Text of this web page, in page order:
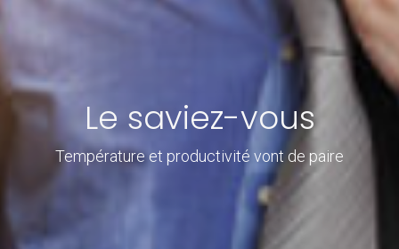
Le saviez-vous
Température et productivité vont de paire